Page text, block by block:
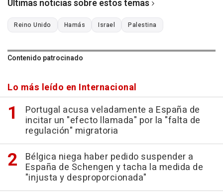
Últimas noticias sobre estos temas
Reino Unido Hamás Israel Palestina
Contenido patrocinado
Lo más leído en Internacional
Portugal acusa veladamente a España de
incitar un "efecto llamada" por la "falta de
regulación" migratoria
Bélgica niega haber pedido suspender a
España de Schengen y tacha la medida de
"injusta y desproporcionada"